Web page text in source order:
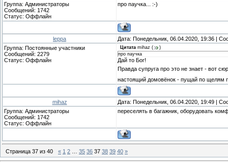
Группа: Администраторы
Сообщений: 1742
Статус: Оффлайн
про паучка... :-)
leppa
Дата: Понедельник, 06.04.2020, 19:36 |
Группа: Постоянные участники
Сообщений: 2279
Статус: Оффлайн
Цитата mihaz (
)
про паучка
Дай то Бог!
Правда супруга про это не знает - вот
настоящий домовёнок - пущай по щелям
mihaz
Дата: Понедельник, 06.04.2020, 19:49 |
Группа: Администраторы
Сообщений: 1742
Статус: Оффлайн
переселять в багажник, оборудовать
Страница 37 из 40 « 1 2 35 36 37 38 39 40 »